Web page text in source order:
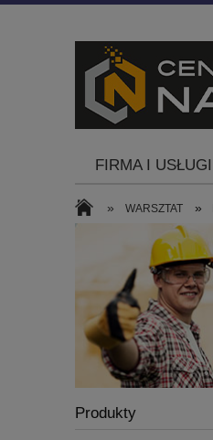
FIRMA I USŁUGI
» WARSZTAT »
Produkty